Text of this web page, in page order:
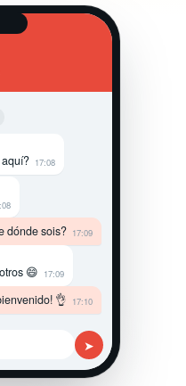
aquí? 17:08
dónde sois? 17:09
😄 17:09
👌 17:10
➤